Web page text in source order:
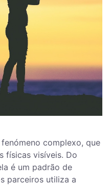
complexo, que
físicas visíveis. Do
é um padrão de
parceiros utiliza a